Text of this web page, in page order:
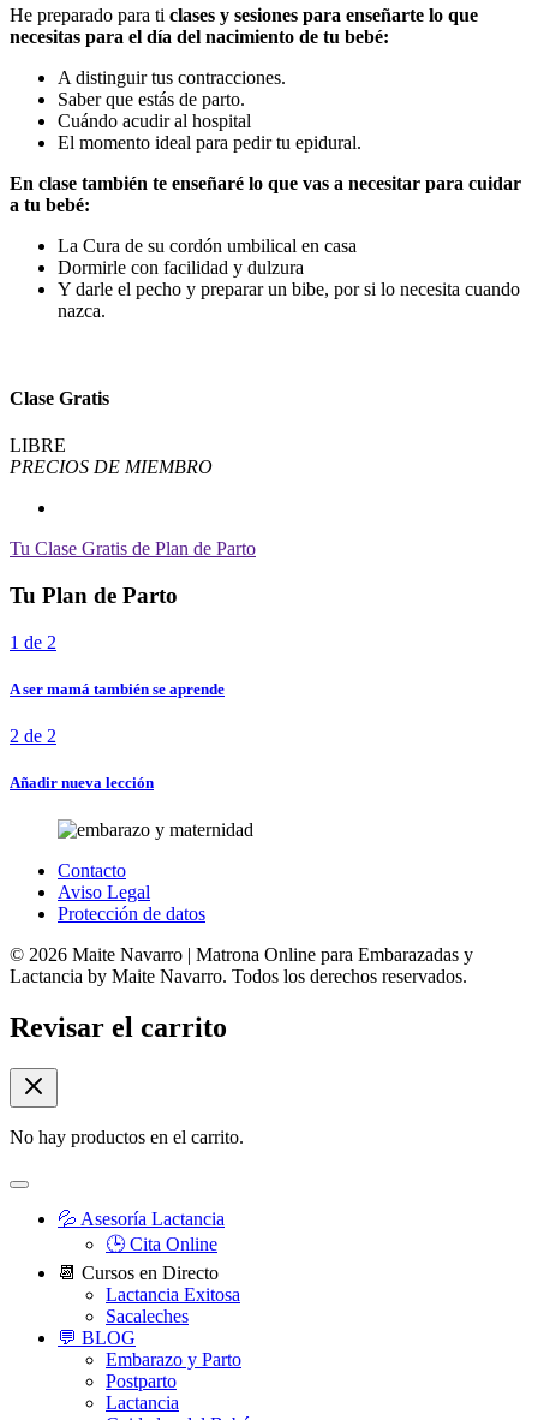
He preparado para ti clases y sesiones para enseñarte lo que
necesitas para el día del nacimiento de tu bebé:
A distinguir tus contracciones.
Saber que estás de parto.
Cuándo acudir al hospital
El momento ideal para pedir tu epidural.
En clase también te enseñaré lo que vas a necesitar para cuidar
a tu bebé:
La Cura de su cordón umbilical en casa
Dormirle con facilidad y dulzura
Y darle el pecho y preparar un bibe, por si lo necesita cuando
nazca.
Clase Gratis
LIBRE
PRECIOS DE MIEMBRO
Tu Clase Gratis de Plan de Parto
Tu Plan de Parto
1 de 2
A ser mamá también se aprende
2 de 2
Añadir nueva lección
Contacto
Aviso Legal
Protección de datos
© 2026 Maite Navarro | Matrona Online para Embarazadas y
Lactancia by Maite Navarro. Todos los derechos reservados.
Revisar el carrito
No hay productos en el carrito.
💦 Asesoría Lactancia
🕒 Cita Online
📆 Cursos en Directo
Lactancia Exitosa
Sacaleches
💬 BLOG
Embarazo y Parto
Postparto
Lactancia